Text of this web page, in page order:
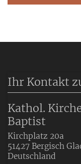
Ihr Kontakt
Kathol.
Baptist
Kirchplatz 20a
51427 Bergisch
Deutschland